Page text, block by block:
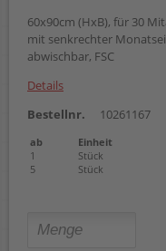
60x90cm (HxB), für 30
mit senkrechter
abwischbar, FSC
Details
Bestellnr.
10261167
ab Einheit
1
Stück
5
Stück